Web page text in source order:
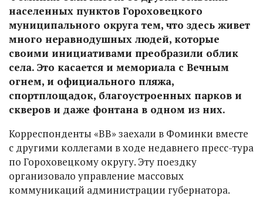
населенных пунктов Гороховецкого
муниципального округа тем, что здесь живет
много неравнодушных людей, которые
своими инициативами преобразили облик
села. Это касается и мемориала с Вечным
огнем, и официального пляжа,
спортплощадок, благоустроенных парков и
скверов и даже фонтана в одном из них.
Корреспонденты «ВВ» заехали в Фоминки вместе
с другими коллегами в ходе недавнего пресс-тура
по Гороховецкому округу. Эту поездку
организовало управление массовых
коммуникаций администрации губернатора.